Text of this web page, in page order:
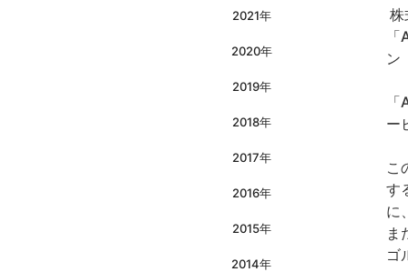
2021年
2020年
2019年
2018年
2017年
2016年
2015年
2014年
株
ン
ー
こ
す
に
ま
ゴ